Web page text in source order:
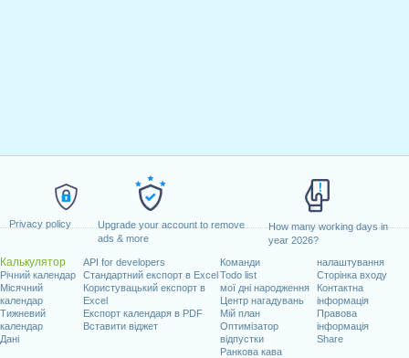
Privacy policy
Upgrade your account to remove
ads & more
How many working days in
year 2026?
Калькулятор
Річний календар
Місячний
календар
Тижневий
календар
Дані
API for developers
Стандартний експорт в Excel
Користувацький експорт в
Excel
Експорт календаря в PDF
Вставити віджет
Команди
Todo list
мої дні народження
Центр нагадувань
Мій план
Оптимізатор
відпустки
Ранкова кава
налаштування
Сторінка входу
Контактна
інформація
Правова
інформація
Share